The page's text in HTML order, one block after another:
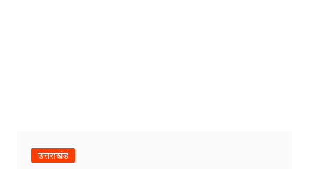
उत्तराखंड